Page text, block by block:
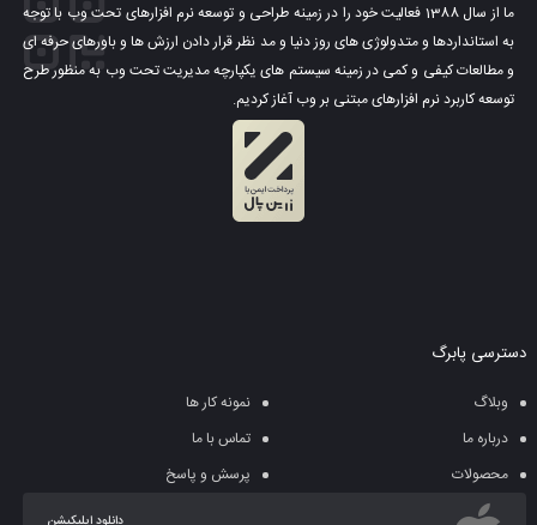
ما از سال 1388 فعالیت خود را در زمینه طراحی و توسعه نرم افزارهای تحت وب با توجه
به استانداردها و متدولوژی های روز دنیا و مد نظر قرار دادن ارزش ها و باورهای حرفه ای
و مطالعات کیفی و کمی در زمینه سیستم های یکپارچه مدیریت تحت وب به منظور طرح
توسعه کاربرد نرم افزارهای مبتنی بر وب آغاز کردیم.
دسترسی پابرگ
وبلاگ
نمونه کار ها
درباره ما
تماس با ما
محصولات
پرسش و پاسخ